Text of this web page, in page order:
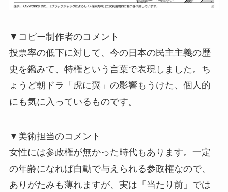
▼コピー制作者のコメント
投票率の低下に対して、今の日本の民主主義の歴
史を鑑みて、特権という言葉で表現しました。ち
ょうど朝ドラ「虎に翼」の影響もうけた、個人的
にも気に入っているものです。
▼美術担当のコメント
女性には参政権が無かった時代もあります。一定
の年齢になれば自動で与えられる参政権なので、
ありがたみも薄れますが、実は「当たり前」では